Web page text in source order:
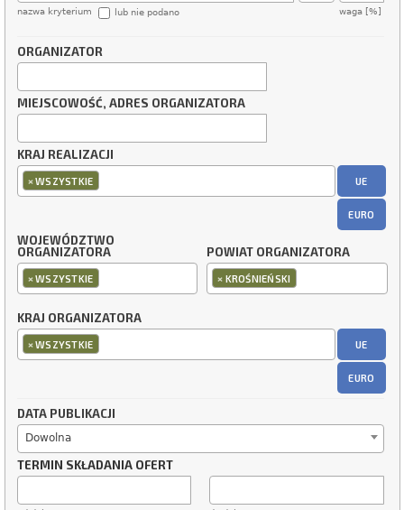
nazwa kryterium waga [%]
lub nie podano
ORGANIZATOR
MIEJSCOWOŚĆ, ADRES ORGANIZATORA
KRAJ REALIZACJI
×WSZYSTKIE UE
EURO
WOJEWÓDZTWO
ORGANIZATORA
×WSZYSTKIE
POWIAT ORGANIZATORA
× KROŚNIEŃSKI
KRAJ ORGANIZATORA
×WSZYSTKIE UE
EURO
DATA PUBLIKACJI
Dowolna
TERMIN SKŁADANIA OFERT